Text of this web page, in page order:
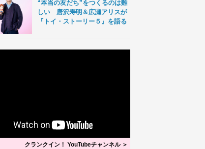
“本当の友だち”をつくるのは難
しい 唐沢寿明＆広瀬アリスが
『トイ・ストーリー５』を語る
クランクイン！ YouTubeチャンネル ＞